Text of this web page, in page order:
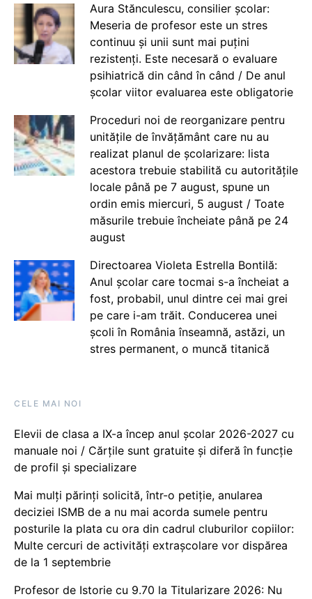
Aura Stănculescu, consilier școlar:
Meseria de profesor este un stres
continuu și unii sunt mai puțini
rezistenți. Este necesară o evaluare
psihiatrică din când în când / De anul
școlar viitor evaluarea este obligatorie
Proceduri noi de reorganizare pentru
unitățile de învățământ care nu au
realizat planul de școlarizare: lista
acestora trebuie stabilită cu autoritățile
locale până pe 7 august, spune un
ordin emis miercuri, 5 august / Toate
măsurile trebuie încheiate până pe 24
august
Directoarea Violeta Estrella Bontilă:
Anul școlar care tocmai s-a încheiat a
fost, probabil, unul dintre cei mai grei
pe care i-am trăit. Conducerea unei
școli în România înseamnă, astăzi, un
stres permanent, o muncă titanică
CELE MAI NOI
Elevii de clasa a IX-a încep anul școlar 2026-2027 cu
manuale noi / Cărțile sunt gratuite și diferă în funcție
de profil și specializare
Mai mulți părinți solicită, într-o petiție, anularea
deciziei ISMB de a nu mai acorda sumele pentru
posturile la plata cu ora din cadrul cluburilor copiilor:
Multe cercuri de activități extrașcolare vor dispărea
de la 1 septembrie
Profesor de Istorie cu 9.70 la Titularizare 2026: Nu